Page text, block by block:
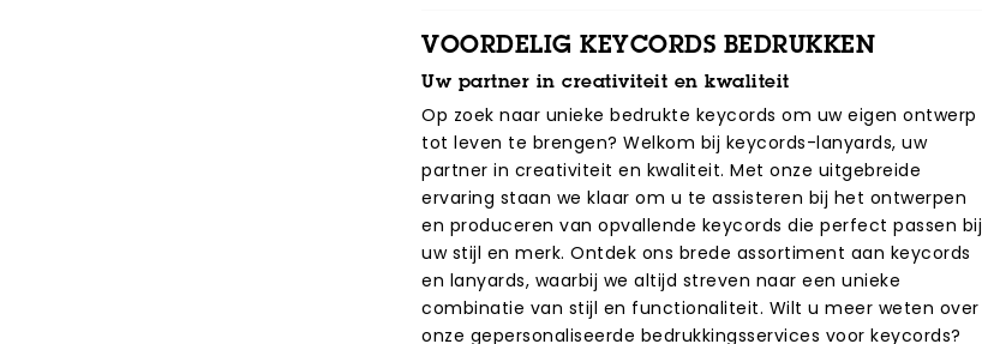
VOORDELIG KEYCORDS BEDRUKKEN
Uw partner in creativiteit en kwaliteit
Op zoek naar unieke bedrukte keycords om uw eigen ontwerp
tot leven te brengen? Welkom bij keycords-lanyards, uw
partner in creativiteit en kwaliteit. Met onze uitgebreide
ervaring staan we klaar om u te assisteren bij het ontwerpen
en produceren van opvallende keycords die perfect passen bij
uw stijl en merk. Ontdek ons brede assortiment aan keycords
en lanyards, waarbij we altijd streven naar een unieke
combinatie van stijl en functionaliteit. Wilt u meer weten over
onze gepersonaliseerde bedrukkingsservices voor keycords?